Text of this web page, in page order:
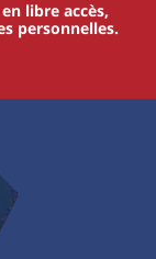
libre accès,
personnelles.